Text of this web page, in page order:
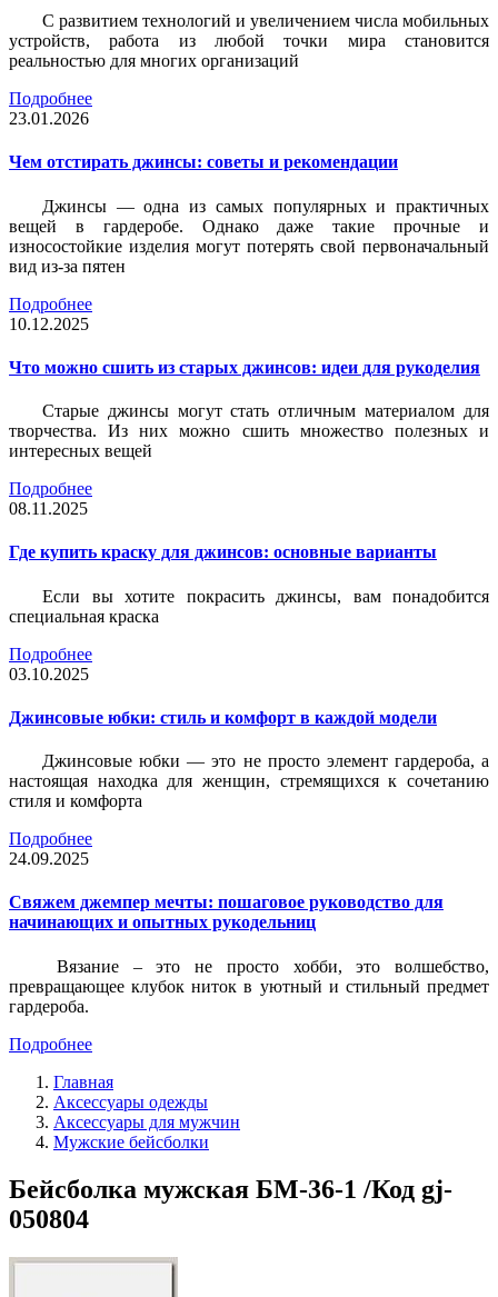
С развитием технологий и увеличением числа мобильных
устройств, работа из любой точки мира становится
реальностью для многих организаций
Подробнее
23.01.2026
Чем отстирать джинсы: советы и рекомендации
Джинсы — одна из самых популярных и практичных
вещей в гардеробе. Однако даже такие прочные и
износостойкие изделия могут потерять свой первоначальный
вид из-за пятен
Подробнее
10.12.2025
Что можно сшить из старых джинсов: идеи для рукоделия
Старые джинсы могут стать отличным материалом для
творчества. Из них можно сшить множество полезных и
интересных вещей
Подробнее
08.11.2025
Где купить краску для джинсов: основные варианты
Если вы хотите покрасить джинсы, вам понадобится
специальная краска
Подробнее
03.10.2025
Джинсовые юбки: стиль и комфорт в каждой модели
Джинсовые юбки — это не просто элемент гардероба, а
настоящая находка для женщин, стремящихся к сочетанию
стиля и комфорта
Подробнее
24.09.2025
Свяжем джемпер мечты: пошаговое руководство для
начинающих и опытных рукодельниц
Вязание – это не просто хобби, это волшебство,
превращающее клубок ниток в уютный и стильный предмет
гардероба.
Подробнее
Главная
Аксессуары одежды
Аксессуары для мужчин
Мужские бейсболки
Бейсболка мужская БМ-36-1 /Код gj-
050804